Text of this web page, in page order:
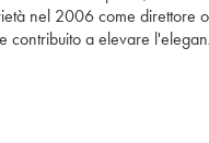
nel 2006 come direttore
contribuito a elevare